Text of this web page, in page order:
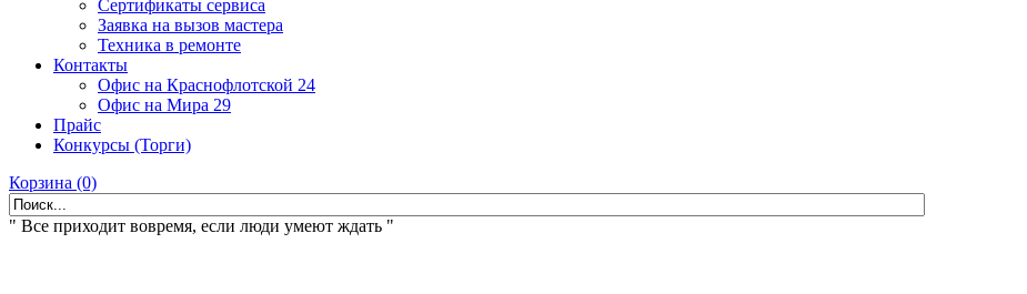
Сертификаты сервиса
Заявка на вызов мастера
Техника в ремонте
Контакты
Офис на Краснофлотской 24
Офис на Мира 29
Прайс
Конкурсы (Торги)
Корзина (0)
" Все приходит вовремя, если люди умеют ждать "